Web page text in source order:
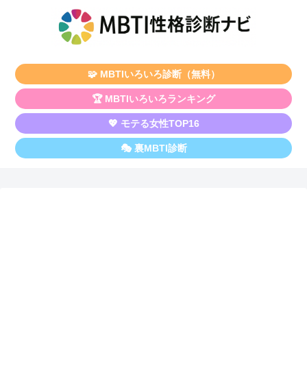
🧩 MBTIいろいろ診断（無料）
🏆 MBTIいろいろランキング
💖 モテる女性TOP16
🎭 裏MBTI診断